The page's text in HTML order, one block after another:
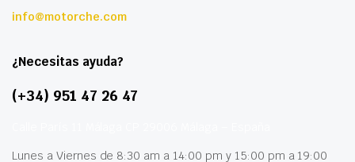
info@motorche.com
¿Necesitas ayuda?
(+34) 951 47 26 47
Lunes a Viernes de 8:30 am a 14:00 pm y 15:00 pm a 19:00